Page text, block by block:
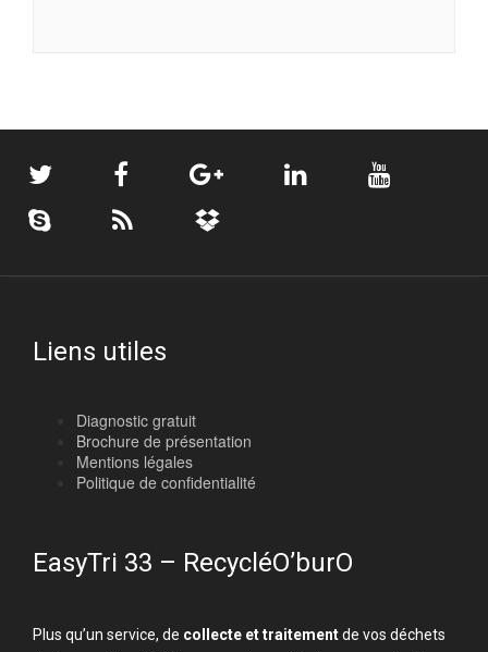
Liens utiles
Diagnostic gratuit
Brochure de présentation
Mentions légales
Politique de confidentialité
EasyTri 33 – RecycléO’burO
Plus qu’un service, de collecte et traitementde vos déchets